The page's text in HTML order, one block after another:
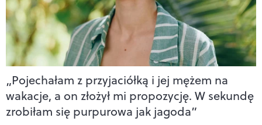
„Pojechałam z przyjaciółką i jej mężem na
wakacje, a on złożył mi propozycję. W sekundę
zrobiłam się purpurowa jak jagoda”